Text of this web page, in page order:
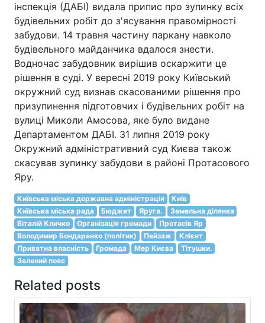
інспекція (ДАБІ) видала припис про зупинку всіх
будівельних робіт до з'ясування правомірності
забудови. 14 травня частину паркану навколо
будівельного майданчика вдалося знести.
Водночас забудовник вирішив оскаржити це
рішення в суді. У вересні 2019 року Київський
окружний суд визнав скасованими рішення про
призупинення підготовчих і будівельних робіт на
вулиці Миколи Амосова, яке було видане
Департаментом ДАБІ. 31 липня 2019 року
Окружний адміністративний суд Києва також
скасував зупинку забудови в районі Протасового
Яру.
Київська міська державна адміністрація
Київ
Київська міська рада
Бюджет Яруга.
Земельна ділянка
Віталій Кличко
Організація громади
Протасів Яр
Володимир Бондаренко (політик)
Пейзаж
Клієнт
Приватна власність
Громада Мер Києва
Тітушки.
Зелений пояс
Related posts